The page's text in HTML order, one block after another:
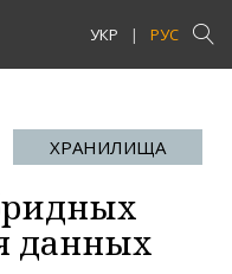
УКР РУС
ХРАНИЛИЩА
данных